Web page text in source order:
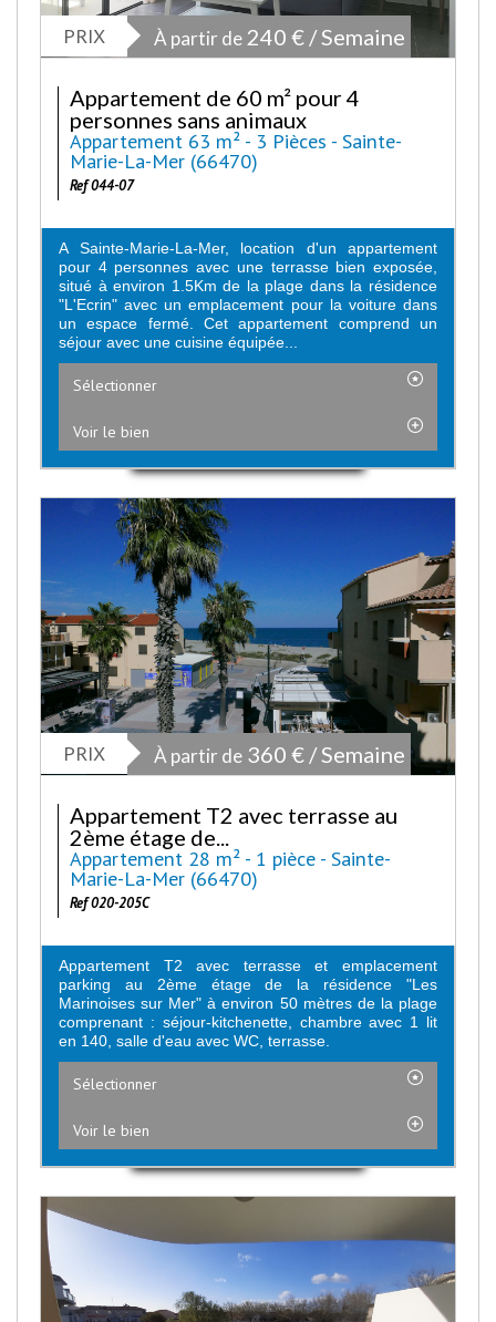
PRIX À partir de 240 € / Semaine
Appartement de 60 m² pour 4
personnes sans animaux
Appartement 63 m² - 3 Pièces - Sainte-
Marie-La-Mer (66470)
Ref 044-07
A Sainte-Marie-La-Mer, location d'un appartement
pour 4 personnes avec une terrasse bien exposée,
situé à environ 1.5Km de la plage dans la résidence
"L'Ecrin" avec un emplacement pour la voiture dans
un espace fermé. Cet appartement comprend un
séjour avec une cuisine équipée...
Sélectionner
Voir le bien
PRIX À partir de 360 € / Semaine
Appartement T2 avec terrasse au
2ème étage de...
Appartement 28 m² - 1 pièce - Sainte-
Marie-La-Mer (66470)
Ref 020-205C
Appartement T2 avec terrasse et emplacement
parking au 2ème étage de la résidence "Les
Marinoises sur Mer" à environ 50 mètres de la plage
comprenant : séjour-kitchenette, chambre avec 1 lit
en 140, salle d'eau avec WC, terrasse.
Sélectionner
Voir le bien